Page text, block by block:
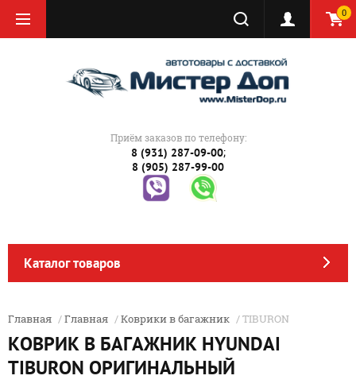
0
Приём заказов по телефону:
8 (931) 287-09-00;
8 (905) 287-99-00
Каталог товаров
Главная /Главная /Коврики в багажник / TIBURON
КОВРИК В БАГАЖНИК HYUNDAI
TIBURON ОРИГИНАЛЬНЫЙ